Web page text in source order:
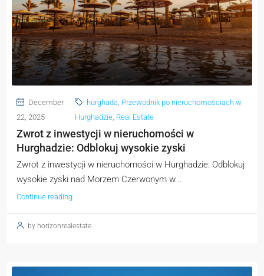
December
22, 2025
hurghada Przewodnik po nieruchomościach w
Hurghadzie Real Estate
Zwrot z inwestycji w nieruchomości w
Hurghadzie: Odblokuj wysokie zyski
Zwrot z inwestycji w nieruchomości w Hurghadzie: Odblokuj
wysokie zyski nad Morzem Czerwonym w...
Continue reading
by horizonrealestate